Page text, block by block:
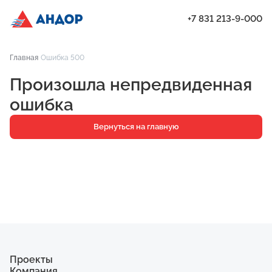
Проекты
Квартиры
Паркинг
Кладовые
+7 831 213-9-000
Главная Ошибка 500
Произошла непредвиденная
ошибка
Вернуться на главную
Проекты